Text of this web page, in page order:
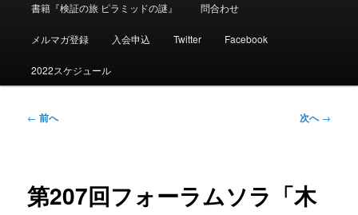
書籍『検証の旅 ピラミッドの謎』 問合わせ
メルマガ登録 入会申込 Twitter Facebook
2022スケジュール
投
ゲ
ー
← 前へ 次へ→
第207回フォーラムソラ「木